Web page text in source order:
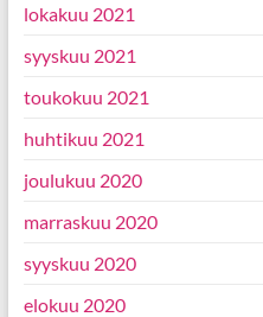
lokakuu 2021
syyskuu 2021
toukokuu 2021
huhtikuu 2021
joulukuu 2020
marraskuu 2020
syyskuu 2020
elokuu 2020